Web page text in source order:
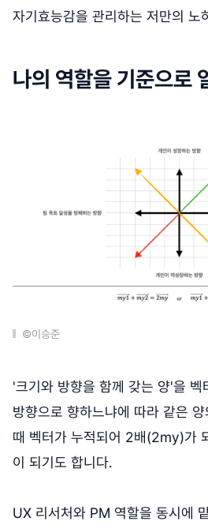
자기효능감을 관리하는 저만의 노
나의 역할을 기준으로
©이승준
'크기와 방향을 함께 갖는 양'을 벡
방향으로 향하느냐에 따라 같은
때 벡터가 누적되어 2배(2my)가
이 되기도 합니다.
UX 리서처와 PM 역할을 동시에